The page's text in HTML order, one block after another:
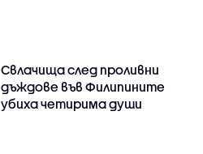
Свлачища след проливни
дъждове във Филипините
убиха четирима души